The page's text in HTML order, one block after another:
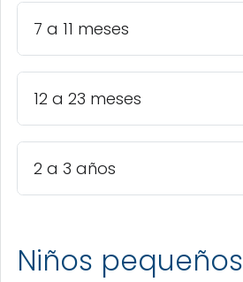
7 a 11 meses
12 a 23 meses
2 a 3 años
Niños pequeños